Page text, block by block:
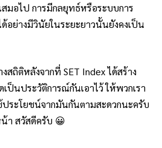
มอไป การมีกลยุทธ์หรือระบบการ
ย่างมีวินัยในระยะยาวนั้นยังคงเป็น
ถิติหลังจากที่ SET Index ได้สร้าง
ป็นประวัติการณ์กันเอาไว้ ให้พวกเรา
ประโยชน์จากมันกันตามสะดวกนะครับ
า สวัสดีครับ 😀